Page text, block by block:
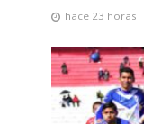
hace 23 horas